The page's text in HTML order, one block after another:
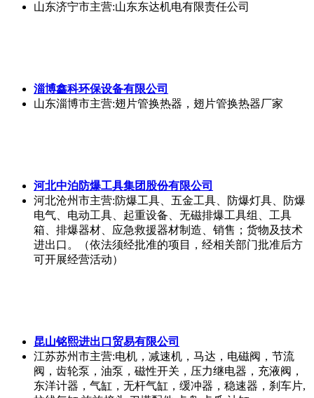
山东济宁市主营:山东东达机电有限责任公司
淄博鑫科环保设备有限公司
山东淄博市主营:翅片管换热器，翅片管换热器厂家
河北中泊防爆工具集团股份有限公司
河北沧州市主营:防爆工具、五金工具、防爆灯具、防爆
电气、电动工具、起重设备、无磁排爆工具组、工具
箱、排爆器材、应急救援器材制造、销售；货物及技术
进出口。（依法须经批准的项目，经相关部门批准后方
可开展经营活动）
昆山铭熙进出口贸易有限公司
江苏苏州市主营:电机，减速机，马达，电磁阀，节流
阀，齿轮泵，油泵，磁性开关，压力继电器，充液阀，
东洋计器，气缸，无杆气缸，缓冲器，稳速器，刹车片,